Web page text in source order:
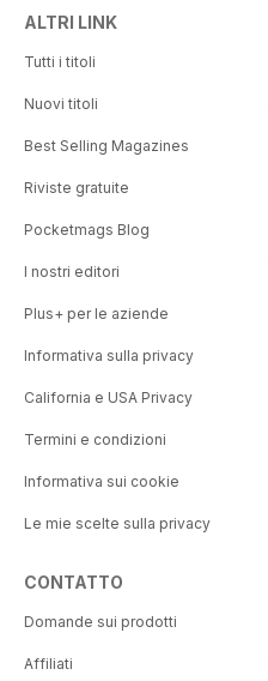
ALTRI LINK
Tutti i titoli
Nuovi titoli
Best Selling Magazines
Riviste gratuite
Pocketmags Blog
I nostri editori
Plus+ per le aziende
Informativa sulla privacy
California e USA Privacy
Termini e condizioni
Informativa sui cookie
Le mie scelte sulla privacy
CONTATTO
Domande sui prodotti
Affiliati